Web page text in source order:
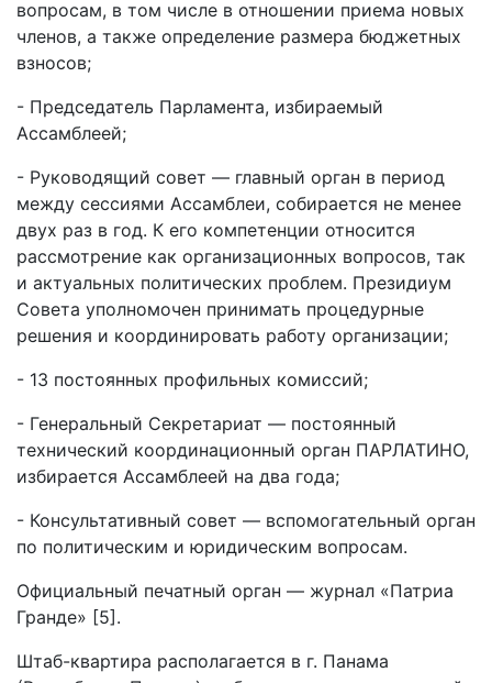
вопросам, в том числе в отношении приема новых
членов, а также определение размера бюджетных
взносов;
- Председатель Парламента, избираемый
Ассамблеей;
- Руководящий совет — главный орган в период
между сессиями Ассамблеи, собирается не менее
двух раз в год. К его компетенции относится
рассмотрение как организационных вопросов, так
и актуальных политических проблем. Президиум
Совета уполномочен принимать процедурные
решения и координировать работу организации;
- 13 постоянных профильных комиссий;
- Генеральный Секретариат — постоянный
технический координационный орган ПАРЛАТИНО,
избирается Ассамблеей на два года;
- Консультативный совет — вспомогательный орган
по политическим и юридическим вопросам.
Официальный печатный орган — журнал «Патриа
Гранде» [5].
Штаб-квартира располагается в г. Панама